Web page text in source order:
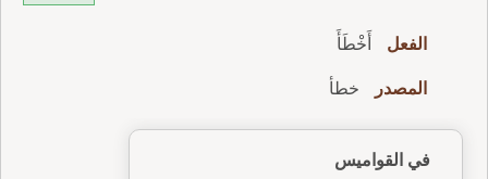
الفعل أَخْطَأَ
المصدر خطأ
في القواميس